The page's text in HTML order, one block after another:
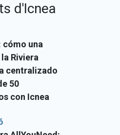
d'Icnea
cómo una
Riviera
centralizado
50
con Icnea